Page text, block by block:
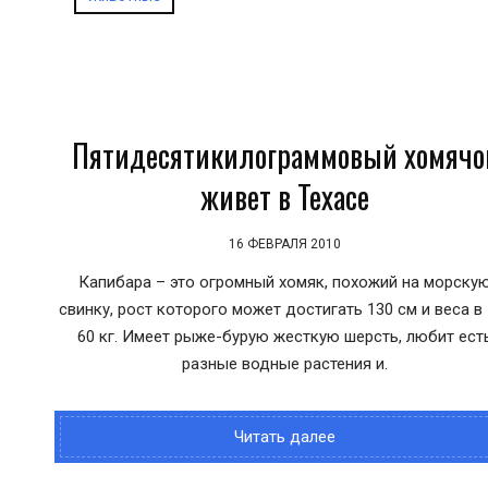
Пятидесятикилограммовый
живет в Техасе
16 ФЕВРАЛЯ 2010
Капибара – это огромный хомяк, похожий на
свинку, рост которого может достигать 130 см и веса в
60 кг. Имеет рыже-бурую жесткую шерсть, любит
разные водные растения и.
Читать далее